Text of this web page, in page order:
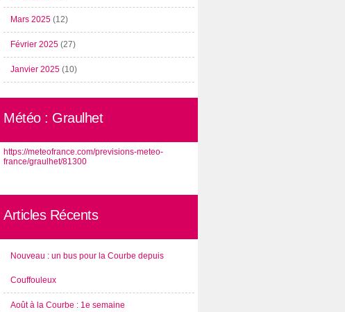
Mars 2025 (12)
Février 2025 (27)
Janvier 2025 (10)
Météo : Graulhet
https://meteofrance.com/previsions-meteo-
france/graulhet/81300
Articles Récents
Nouveau : un bus pour la Courbe depuis
Couffouleux
Août à la Courbe : 1e semaine